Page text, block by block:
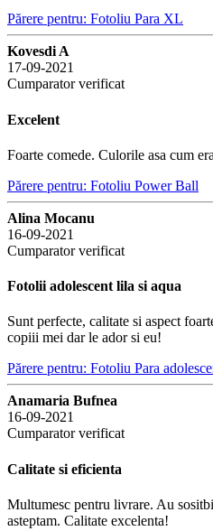
Părere pentru: Fotoliu Para XL
Kovesdi A
17-09-2021
Cumparator verificat
Excelent
Foarte comede. Culorile asa cum
Părere pentru: Fotoliu Power Ball
Alina Mocanu
16-09-2021
Cumparator verificat
Fotolii adolescent lila si aqua
Sunt perfecte, calitate si aspect
copiii mei dar le ador si eu!
Părere pentru: Fotoliu Para
Anamaria Bufnea
16-09-2021
Cumparator verificat
Calitate si eficienta
Multumesc pentru livrare. Au
asteptam. Calitate excelenta!